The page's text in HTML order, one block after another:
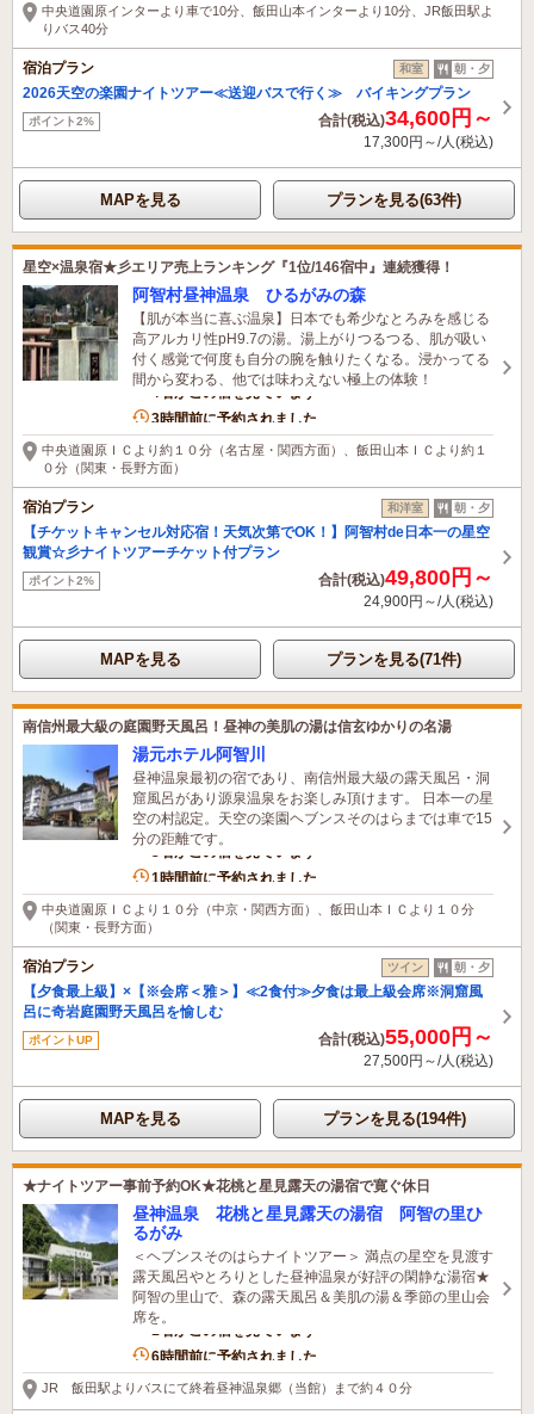
中央道園原インターより車で10分、飯田山本インターより10分、JR飯田駅よ
りバス40分
宿泊プラン 和室 朝・夕
2026天空の楽園ナイトツアー≪送迎バスで行く≫ バイキングプラン
ポイント2% 合計(税込)34,600円～
17,300円～/人(税込)
MAPを見る プランを見る(63件)
星空×温泉宿★彡エリア売上ランキング『1位/146宿中』連続獲得！
阿智村昼神温泉 ひるがみの森
【肌が本当に喜ぶ温泉】日本でも希少なとろみを感じる
高アルカリ性pH9.7の湯。湯上がりつるつる、肌が吸い
付く感覚で何度も自分の腕を触りたくなる。浸かってる
間から変わる、他では味わえない極上の体験！
4名がこの宿を見ています
3時間前に予約されました
中央道園原ＩＣより約１０分（名古屋・関西方面）、飯田山本ＩＣより約１
０分（関東・長野方面）
宿泊プラン 和洋室 朝・夕
【チケットキャンセル対応宿！天気次第でOK！】阿智村de日本一の星空
観賞☆彡ナイトツアーチケット付プラン
ポイント2% 合計(税込)49,800円～
24,900円～/人(税込)
MAPを見る プランを見る(71件)
南信州最大級の庭園野天風呂！昼神の美肌の湯は信玄ゆかりの名湯
湯元ホテル阿智川
昼神温泉最初の宿であり、南信州最大級の露天風呂・洞
窟風呂があり源泉温泉をお楽しみ頂けます。 日本一の星
空の村認定。天空の楽園ヘブンスそのはらまでは車で15
分の距離です。
3名がこの宿を見ています
1時間前に予約されました
中央道園原ＩＣより１０分（中京・関西方面）、飯田山本ＩＣより１０分
（関東・長野方面）
宿泊プラン ツイン 朝・夕
【夕食最上級】×【※会席＜雅＞】≪2食付≫夕食は最上級会席※洞窟風
呂に奇岩庭園野天風呂を愉しむ
ポイントUP 合計(税込)55,000円～
27,500円～/人(税込)
MAPを見る プランを見る(194件)
★ナイトツアー事前予約OK★花桃と星見露天の湯宿で寛ぐ休日
昼神温泉 花桃と星見露天の湯宿 阿智の里ひ
るがみ
＜ヘブンスそのはらナイトツアー＞ 満点の星空を見渡す
露天風呂やとろりとした昼神温泉が好評の閑静な湯宿★
阿智の里山で、森の露天風呂＆美肌の湯＆季節の里山会
席を。
1名がこの宿を見ています
6時間前に予約されました
JR 飯田駅よりバスにて終着昼神温泉郷（当館）まで約４０分